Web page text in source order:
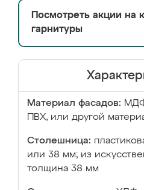
Посмотреть акции на
гарнитуры
Материал фасадов:
ПВХ, или другой
Столешница:
или 38 мм; из
толщина 38 мм